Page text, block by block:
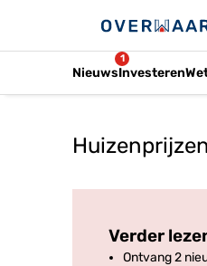
Nieuws
1
Investeren
Verder
Ontvang 2